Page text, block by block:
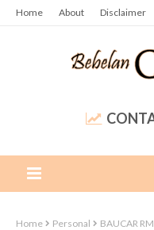
Home About Disclaimer
Home Personal
BAUCAR